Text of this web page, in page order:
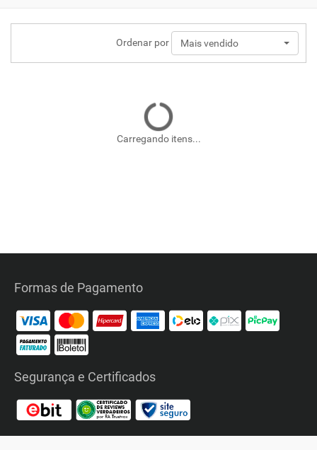
Ordenar por Mais vendido
Carregando itens...
Formas de Pagamento
Segurança e Certificados